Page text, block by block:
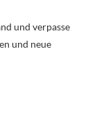
und verpasse
und neue